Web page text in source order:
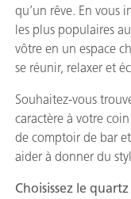
qu’un rêve. En vous
les plus populaires
vôtre en un espace
se réunir, relaxer et
Souhaitez-vous
caractère à votre
de comptoir de bar
aider à donner du
Choisissez le